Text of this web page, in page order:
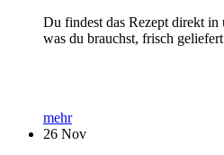
Du findest das Rezept direkt
was du brauchst, frisch
mehr
26 Nov